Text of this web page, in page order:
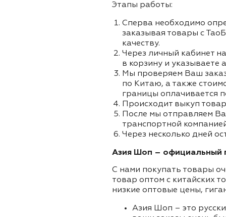
Этапы работы:
Сперва необходимо
заказывая товары с
качеству.
Через личный кабинет
в корзину и указываете
Мы проверяем Ваш
по Китаю, а также
границы оплачивается
Происходит выкуп
После мы отправляем
транспортной
Через несколько дней
Азия Шоп – официальный
С нами покупать товары
товар оптом с китайских
низкие оптовые цены,
Азия Шоп – это